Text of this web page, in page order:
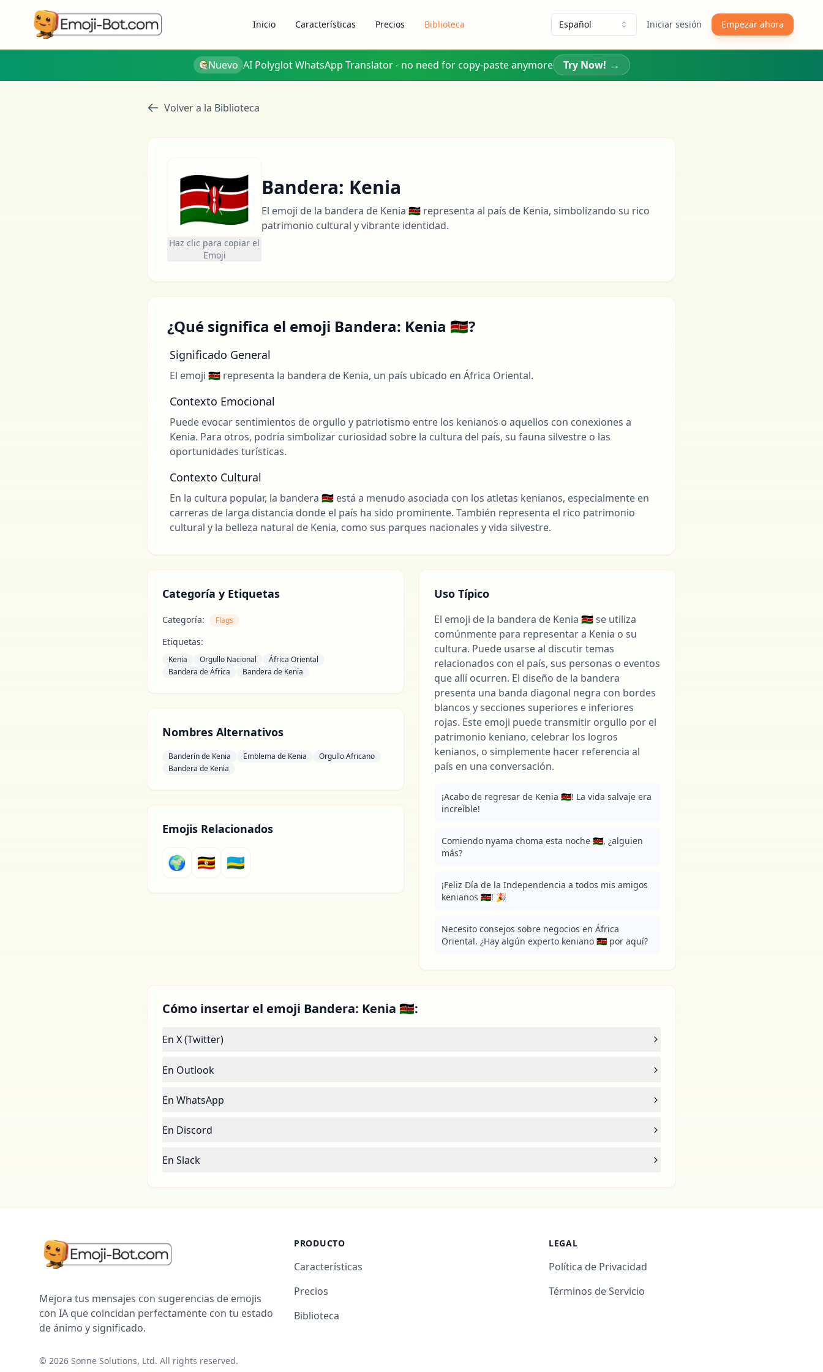
Inicio Características Precios Biblioteca Español Iniciar sesión Empezar ahora
Nuevo AI Polyglot WhatsApp Translator - no need for copy-paste anymore Try Now! →
Volver a la Biblioteca
🇰🇪
Haz clic para copiar el
Emoji
Bandera: Kenia
El emoji de la bandera de Kenia 🇰🇪 representa al país de Kenia, simbolizando su rico
patrimonio cultural y vibrante identidad.
¿Qué significa el emoji Bandera: Kenia 🇰🇪?
Significado General
El emoji 🇰🇪 representa la bandera de Kenia, un país ubicado en África Oriental.
Contexto Emocional
Puede evocar sentimientos de orgullo y patriotismo entre los kenianos o aquellos con conexiones a
Kenia. Para otros, podría simbolizar curiosidad sobre la cultura del país, su fauna silvestre o las
oportunidades turísticas.
Contexto Cultural
En la cultura popular, la bandera 🇰🇪 está a menudo asociada con los atletas kenianos, especialmente en
carreras de larga distancia donde el país ha sido prominente. También representa el rico patrimonio
cultural y la belleza natural de Kenia, como sus parques nacionales y vida silvestre.
Categoría y Etiquetas
Categoría: Flags
Etiquetas:
Kenia Orgullo Nacional
África Oriental
Bandera de África
Bandera de Kenia
Nombres Alternativos
Banderín de Kenia Emblema de Kenia
Orgullo Africano
Bandera de Kenia
Emojis Relacionados
🌍 🇺🇬 🇷🇼
Uso Típico
El emoji de la bandera de Kenia 🇰🇪 se utiliza
comúnmente para representar a Kenia o su
cultura. Puede usarse al discutir temas
relacionados con el país, sus personas o eventos
que allí ocurren. El diseño de la bandera
presenta una banda diagonal negra con bordes
blancos y secciones superiores e inferiores
rojas. Este emoji puede transmitir orgullo por el
patrimonio keniano, celebrar los logros
kenianos, o simplemente hacer referencia al
país en una conversación.
¡Acabo de regresar de Kenia 🇰🇪! La vida salvaje era
increíble!
Comiendo nyama choma esta noche 🇰🇪, ¿alguien
más?
¡Feliz Día de la Independencia a todos mis amigos
kenianos 🇰🇪! 🎉
Necesito consejos sobre negocios en África
Oriental. ¿Hay algún experto keniano 🇰🇪 por aquí?
Cómo insertar el emoji Bandera: Kenia 🇰🇪:
En X (Twitter)
En Outlook
En WhatsApp
En Discord
En Slack
Mejora tus mensajes con sugerencias de emojis
con IA que coincidan perfectamente con tu estado
de ánimo y significado.
© 2026 Sonne Solutions, Ltd. All rights reserved.
PRODUCTO
Características
Precios
Biblioteca
LEGAL
Política de Privacidad
Términos de Servicio